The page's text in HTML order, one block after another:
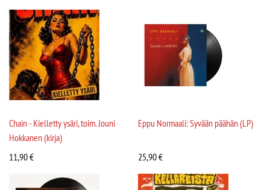
Chain - Kielletty ysäri, toim. Jouni
Hokkanen (kirja)
11,90€
Eppu Normaali: Syvään päähän (LP)
25,90€